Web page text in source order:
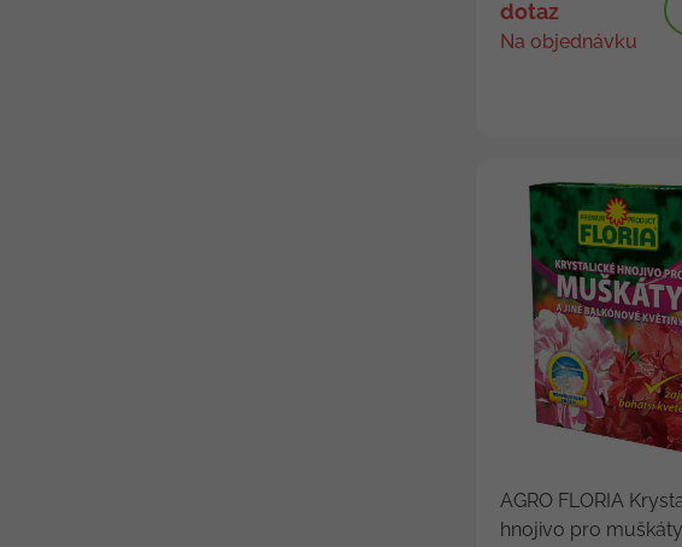
dotaz
Na objednávku
AGRO FLORIA
hnojivo pro